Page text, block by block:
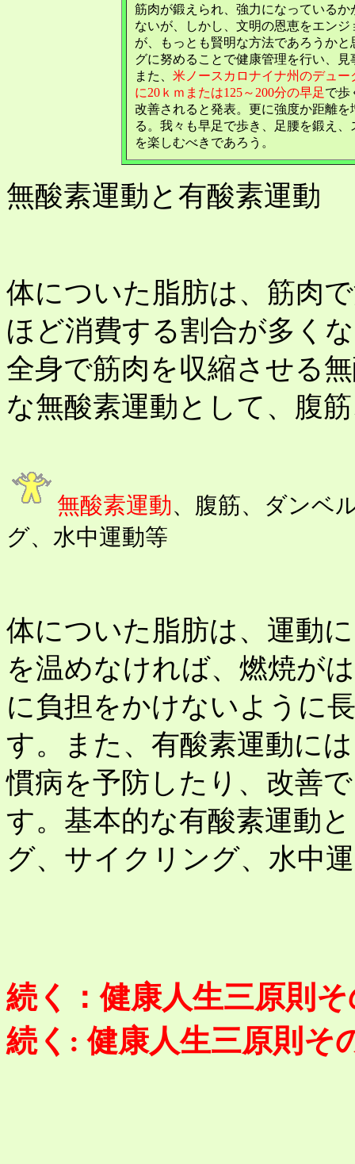
筋肉が鍛えられ、強力になっている
ないが、しかし、文明の恩恵をエンジ
が、もっとも賢明な方法であろうかと
グに努めることで健康管理を行い、
また、 米ノースカロナイナ州のデュー
に20ｋｍまたは125～200分の早足で歩
改善されると発表。更に強度か距離
る。我々も早足で歩き、足腰を鍛え
を楽しむべきであろう。
無酸素運動と有酸素運動
体についた脂肪は、筋肉
ほど消費する割合が多く
全身で筋肉を収縮させる
な無酸素運動として、腹
無酸素運動、腹筋、ダンベ
グ、水中運動等
体についた脂肪は、運動
を温めなければ、燃焼が
に負担をかけないように
す。また、有酸素運動に
慣病を予防したり、改善
す。基本的な有酸素運動
グ、サイクリング、水中
続く：健康人生三原則
続く: 健康人生三原則そ